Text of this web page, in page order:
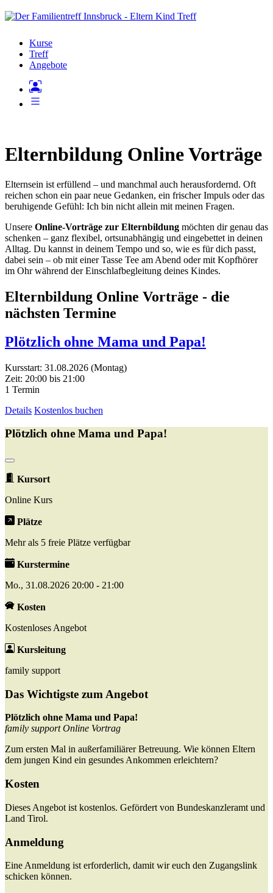
Kurse
Treff
Angebote
Elternbildung Online Vorträge
Elternsein ist erfüllend – und manchmal auch herausfordernd. Oft
reichen schon ein paar neue Gedanken, ein frischer Impuls oder das
beruhigende Gefühl: Ich bin nicht allein mit meinen Fragen.
Unsere Online-Vorträge zur Elternbildung möchten dir genau das
schenken – ganz flexibel, ortsunabhängig und eingebettet in deinen
Alltag. Du kannst in deinem Tempo und so, wie es für dich passt,
dabei sein – ob mit einer Tasse Tee am Abend oder mit Kopfhörer
im Ohr während der Einschlafbegleitung deines Kindes.
Elternbildung Online Vorträge - die
nächsten Termine
Plötzlich ohne Mama und Papa!
Kursstart: 31.08.2026 (Montag)
Zeit: 20:00 bis 21:00
1 Termin
Details Kostenlos buchen
Plötzlich ohne Mama und Papa!
Kursort
Online Kurs
Plätze
Mehr als 5 freie Plätze verfügbar
Kurstermine
Mo., 31.08.2026 20:00 - 21:00
Kosten
Kostenloses Angebot
Kursleitung
family support
Das Wichtigste zum Angebot
Plötzlich ohne Mama und Papa!
family support Online Vortrag
Zum ersten Mal in außerfamiliärer Betreuung. Wie können Eltern
dem jungen Kind ein gesundes Ankommen erleichtern?
Kosten
Dieses Angebot ist kostenlos. Gefördert von Bundeskanzleramt und
Land Tirol.
Anmeldung
Eine Anmeldung ist erforderlich, damit wir euch den Zugangslink
schicken können.